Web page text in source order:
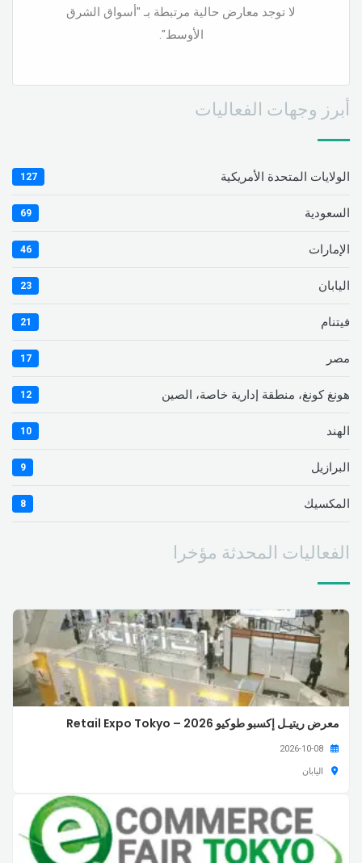
لا توجد معارض حالية مرتبطة بـ "أسواق الشرق
الأوسط".
أبرز وجهات الفعاليات
الولايات المتحدة الأمريكية 127
السعودية 69
الإمارات 46
اليابان 23
فيتنام 21
مصر 17
هونغ كونغ، منطقة إدارية خاصة، الصين 12
الهند 10
البرازيل 9
المكسيك 8
الفعاليات المحدثة مؤخرا
معرض ريتيـل إكسبو طوكيو 2026 – Retail Expo Tokyo
اليابان